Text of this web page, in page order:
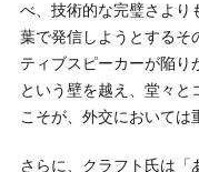
6-1. 6-1. 肯定的な
な評価
6-2.
6-2. 批判的な
摘
べ、技術的な完璧さより
葉で発信しようとするそ
ティブスピーカーが陥り
という壁を越え、堂々
こそが、外交においては
さらに、クラフト氏は「